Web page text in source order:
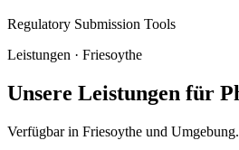
Regulatory Submission Tools
Leistungen · Friesoythe
Unsere Leistungen für
Verfügbar in Friesoythe und Umgebung.